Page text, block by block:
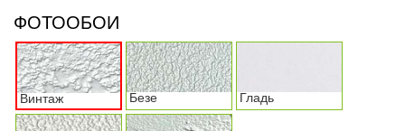
ФОТООБОИ
Винтаж Безе Гладь